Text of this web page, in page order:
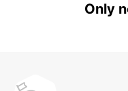
Only